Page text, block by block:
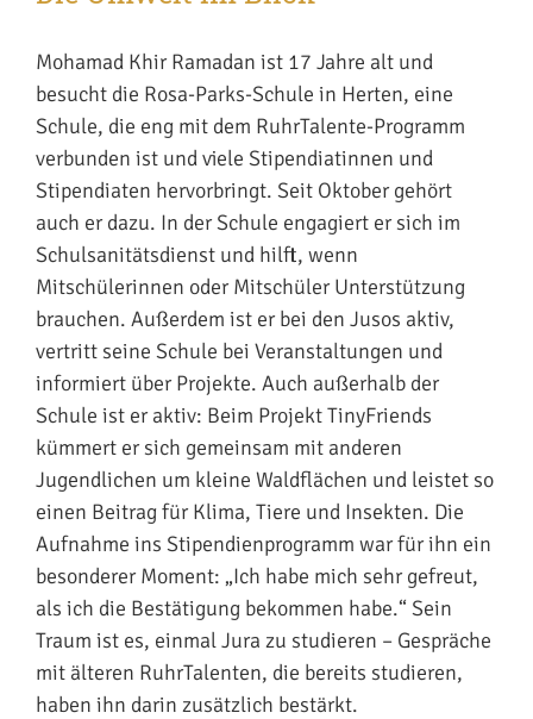
Mohamad Khir Ramadan ist 17 Jahre alt und
besucht die Rosa-Parks-Schule in Herten, eine
Schule, die eng mit dem RuhrTalente-Programm
verbunden ist und viele Stipendiatinnen und
Stipendiaten hervorbringt. Seit Oktober gehört
auch er dazu. In der Schule engagiert er sich im
Schulsanitätsdienst und hilft, wenn
Mitschülerinnen oder Mitschüler Unterstützung
brauchen. Außerdem ist er bei den Jusos aktiv,
vertritt seine Schule bei Veranstaltungen und
informiert über Projekte. Auch außerhalb der
Schule ist er aktiv: Beim Projekt TinyFriends
kümmert er sich gemeinsam mit anderen
Jugendlichen um kleine Waldflächen und leistet so
einen Beitrag für Klima, Tiere und Insekten. Die
Aufnahme ins Stipendienprogramm war für ihn ein
besonderer Moment: „Ich habe mich sehr gefreut,
als ich die Bestätigung bekommen habe.“ Sein
Traum ist es, einmal Jura zu studieren – Gespräche
mit älteren RuhrTalenten, die bereits studieren,
haben ihn darin zusätzlich bestärkt.